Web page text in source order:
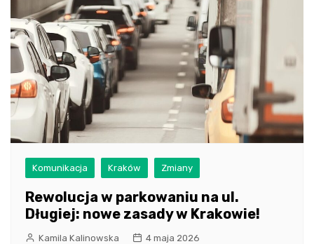
Komunikacja Kraków Zmiany
Rewolucja w parkowaniu na ul.
Długiej: nowe zasady w Krakowie!
Kamila Kalinowska 4 maja 2026